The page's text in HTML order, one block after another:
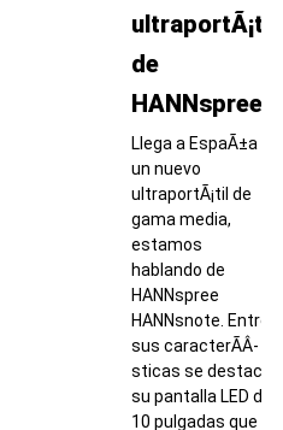
ultraportÃ¡til
de
HANNspree
Llega a EspaÃ±a
un nuevo
ultraportÃ¡til de
gama media,
estamos
hablando de
HANNspree
HANNsnote. Entre
sus caracterÃ­Â­
sticas se destaca
su pantalla LED de
10 pulgadas que